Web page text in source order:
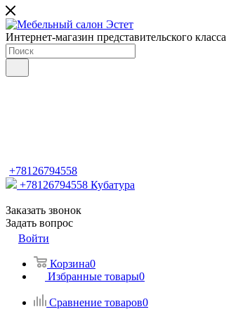
Интернет-магазин представительского класса
+78126794558
+78126794558 Кубатура
Заказать звонок
Задать вопрос
Войти
Корзина0
Избранные товары0
Сравнение товаров0